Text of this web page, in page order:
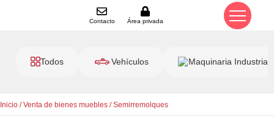
Contacto Área privada
Todos Vehículos Maquinaria Industrial
Inicio /Venta de bienes muebles /Semirremolques